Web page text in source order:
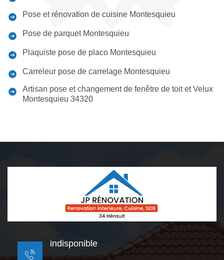
Pose et rénovation de cuisine Montesquieu
Pose de parquet Montesquieu
Plaquiste pose de placo Montesquieu
Carreleur pose de carrelage Montesquieu
Artisan pose et changement de fenêtre de toit et Velux
Montesquieu 34320
indisponible